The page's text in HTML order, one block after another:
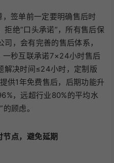
签单前一定要明确售后时
绝“口头承诺”，所有售后保
，会有完善的售后体系，
一秒互联承诺7×24小时售后
解决时间≤24小时，定制版
供1年免费售后，后期功能升
，远超行业80%的平均水
顾虑。
点，避免延期